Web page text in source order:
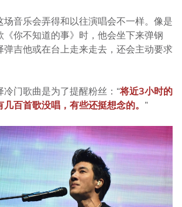
场音乐会弄得和以往演唱会不一样。像是
《你不知道的事》时，他会坐下来弹钢
弹吉他或在台上走来走去，还会主动要求
门歌曲是为了提醒粉丝：“将近3小时的
百首歌没唱，有些还挺想念的。 ”